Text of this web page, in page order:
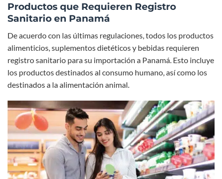
Productos que Requieren Registro
Sanitario en Panamá
De acuerdo con las últimas regulaciones, todos los productos
alimenticios, suplementos dietéticos y bebidas requieren
registro sanitario para su importación a Panamá. Esto incluye
los productos destinados al consumo humano, así como los
destinados a la alimentación animal.